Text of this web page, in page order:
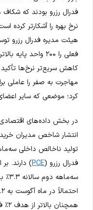
فدرال رزرو بودند که
نرخ بهره را آشکارتر کرده
هیئت مدیره فدرال رزرو
فعلی را ۲۰۰ واحد
کاهش سریع‌تر نرخ‌ها
مهاجرت به صفر را عاملی
کرد؛ موضعی که سایر
در بخش داده‌های
انتشار شاخص مدیران
تولید ناخالص داخلی
فدرال رزرو (PCE) دارند.
همچنان بالاتر از هدف ۲٪ فدرال رزرو است.